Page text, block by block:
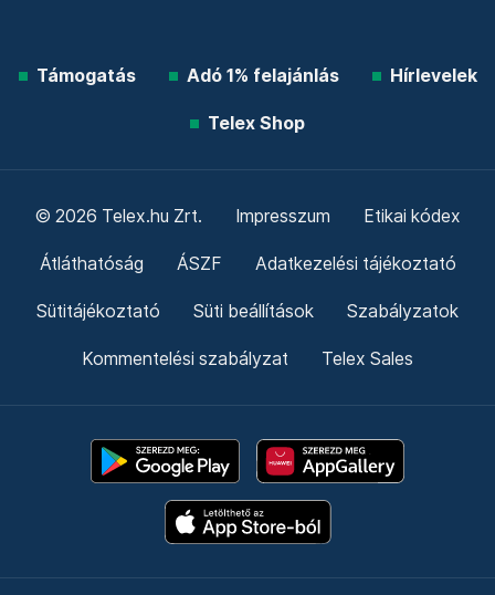
Támogatás Adó 1% felajánlás Hírlevelek
Telex Shop
© 2026 Telex.hu Zrt. Impresszum Etikai kódex
Átláthatóság ÁSZF Adatkezelési tájékoztató
Sütitájékoztató Süti beállítások Szabályzatok
Kommentelési szabályzat Telex Sales